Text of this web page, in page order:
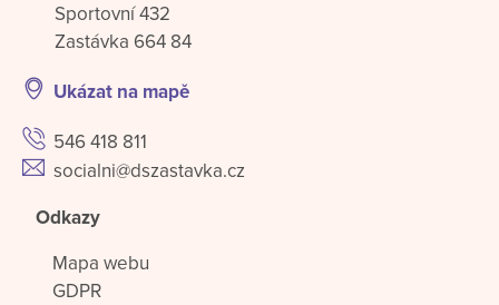
Sportovní 432
Zastávka 664 84
Ukázat na mapě
546 418 811
socialni@dszastavka.cz
Odkazy
Mapa webu
GDPR